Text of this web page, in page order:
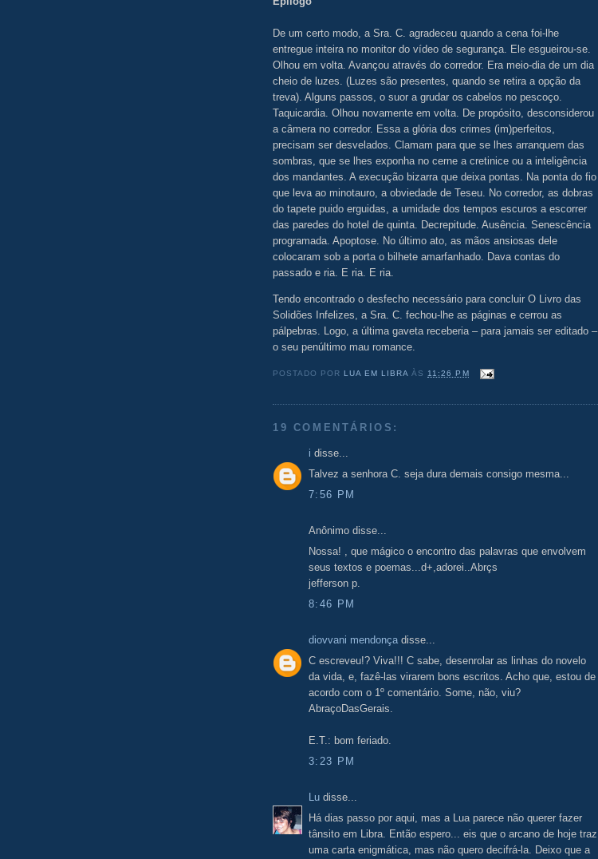
De um certo modo, a Sra. C. agradeceu quando a cena foi-lhe
entregue inteira no monitor do vídeo de segurança. Ele esgueirou-se.
Olhou em volta. Avançou através do corredor. Era meio-dia de um dia
cheio de luzes. (Luzes são presentes, quando se retira a opção da
treva). Alguns passos, o suor a grudar os cabelos no pescoço.
Taquicardia. Olhou novamente em volta. De propósito, desconsiderou
a câmera no corredor. Essa a glória dos crimes (im)perfeitos,
precisam ser desvelados. Clamam para que se lhes arranquem das
sombras, que se lhes exponha no cerne a cretinice ou a inteligência
dos mandantes. A execução bizarra que deixa pontas. Na ponta do fio
que leva ao minotauro, a obviedade de Teseu. No corredor, as dobras
do tapete puido erguidas, a umidade dos tempos escuros a escorrer
das paredes do hotel de quinta. Decrepitude. Ausência. Senescência
programada. Apoptose. No último ato, as mãos ansiosas dele
colocaram sob a porta o bilhete amarfanhado. Dava contas do
passado e ria. E ria. E ria.
Tendo encontrado o desfecho necessário para concluir O Livro das
Solidões Infelizes, a Sra. C. fechou-lhe as páginas e cerrou as
pálpebras. Logo, a última gaveta receberia – para jamais ser editado –
o seu penúltimo mau romance.
POSTADO POR LUA EM LIBRA ÀS11:26 PM
19 COMENTÁRIOS:
i disse...
Talvez a senhora C. seja dura demais consigo mesma...
7:56 PM
Anônimo disse...
Nossa! , que mágico o encontro das palavras que envolvem
seus textos e poemas...d+,adorei..Abrçs
jefferson p.
8:46 PM
diovvani mendonça disse...
C escreveu!? Viva!!! C sabe, desenrolar as linhas do novelo
da vida, e, fazê-las virarem bons escritos. Acho que, estou de
acordo com o 1º comentário. Some, não, viu?
AbraçoDasGerais.
E.T.: bom feriado.
3:23 PM
Lu disse...
Há dias passo por aqui, mas a Lua parece não querer fazer
tânsito em Libra. Então espero... eis que o arcano de hoje traz
uma carta enigmática, mas não quero decifrá-la. Deixo que a